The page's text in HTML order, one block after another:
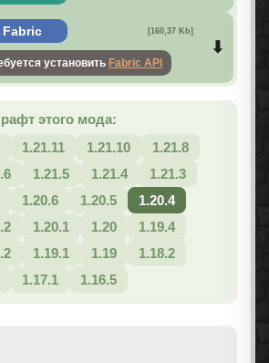
Fabric [160,37 Kb]
установить Fabric API
этого мода:
1.21.11 1.21.10
1.21.8
1.21.5 1.21.4
1.21.3
1.20.6 1.20.5
1.20.4
1.20.1 1.20
1.19.4
1.19.1 1.19
1.18.2
1.17.1 1.16.5